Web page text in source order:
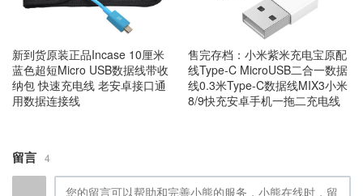
新到货原装正品Incase 10厘米
蓝色超短Micro USB数据线带收
纳包 快速充电线 老安卓接口通
用数据连接线
售完存档：小米紫米充电宝原配
线Type-C MicroUSB二合一数据
线0.3米Type-C数据线MIX3小米
8/9快充安卓手机一拖二充电线
留言 4